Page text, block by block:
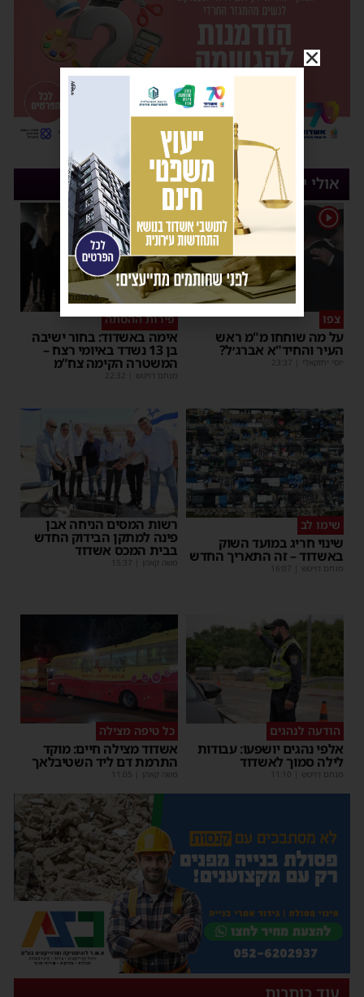
אולי יעניין אותך
1
צפו
על מה שוחחו מ"מ ראש
העיר והחיד"א אברג׳ל?
יוסי יחזקאלי 23:37
פירות ההסתה
אימה באשדוד: בחור ישיבה
בן 13 נשדד באיומי רצח –
המשטרה הקימה צח”מ
מנחם דויטש 22:32
שימו לב
שינוי חריג במועד השוק
באשדוד – זה התאריך החדש
מנחם דויטש 16:07
רשות המסים הניחה אבן
פינה למתקן הבידוק החדש
בבית המכס אשדוד
משה קאהן 15:37
הודעה לנהגים
אלפי נהגים יושפעו: עבודות
לילה סמוך לאשדוד
מנחם דויטש 11:10
כל טיפה מצילה
אשדוד מצילה חיים: מוקד
התרמת דם ליד השטיבלאך
משה קאהן 11:05
פרסומת